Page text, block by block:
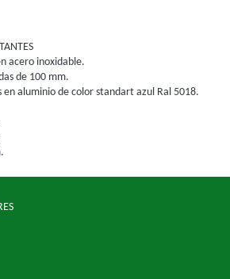
acero inoxidable.
de 100 mm.
en aluminio de color standart azul Ral 5018.